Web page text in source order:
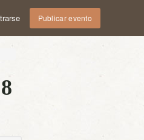
Publicar evento